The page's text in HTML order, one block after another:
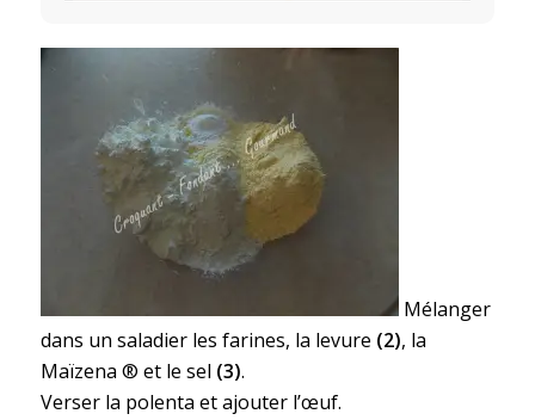
Mélanger
dans un saladier les farines, la levure (2), la
Maïzena ® et le sel (3).
Verser la polenta et ajouter l’œuf.